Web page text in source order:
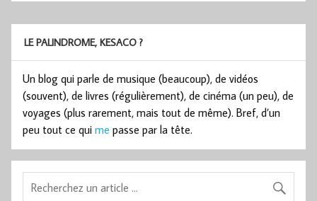
LE PALINDROME, KESACO ?
Un blog qui parle de musique (beaucoup), de vidéos
(souvent), de livres (régulièrement), de cinéma (un peu), de
voyages (plus rarement, mais tout de même). Bref, d’un
peu tout ce qui me passe par la tête.